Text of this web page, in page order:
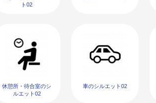
ト02
休憩所・待合室のシ
ルエット02
車のシルエット02